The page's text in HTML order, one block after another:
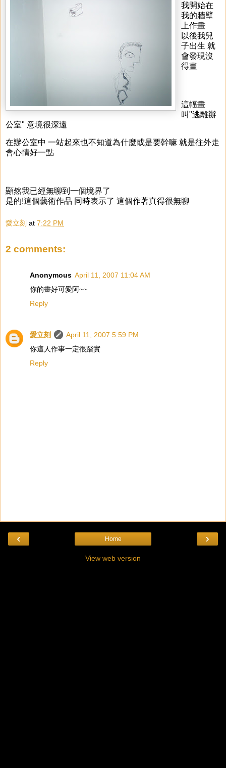
我開始在
我的牆壁
上作畫
以後我兒
子出生 就
會發現沒
得畫
這幅畫
叫"逃離辦
公室" 意境很深遠
在辦公室中 一站起來也不知道為什麼或是要幹嘛 就是往外走
會心情好一點
顯然我已經無聊到一個境界了
是的!這個藝術作品 同時表示了 這個作著真得很無聊
愛立刻 at 7:22 PM
2 comments:
Anonymous April 11, 2007 11:04 AM
你的畫好可愛阿~~
Reply
愛立刻
April 11, 2007 5:59 PM
你這人作事一定很踏實
Reply
‹ ›
Home
View web version